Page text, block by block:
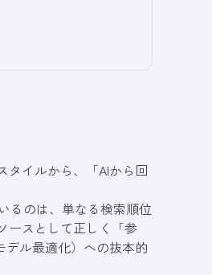
タイルから、「AIから回
るのは、単なる検索順位
ースとして正しく「参
ル最適化）への抜本的